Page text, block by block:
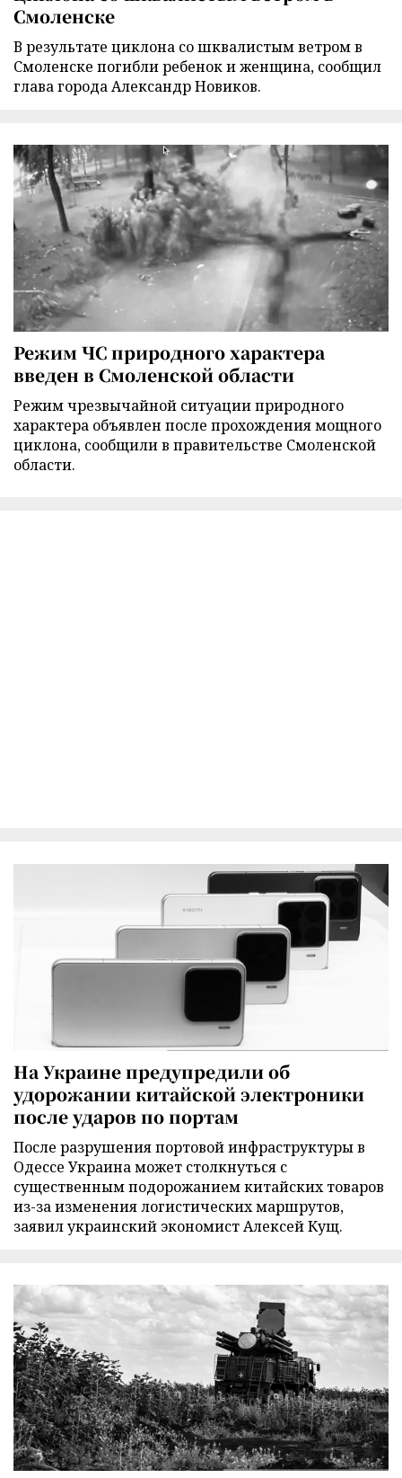
Смоленске
В результате циклона со шквалистым ветром в
Смоленске погибли ребенок и женщина, сообщил
глава города Александр Новиков.
Режим ЧС природного характера
введен в Смоленской области
Режим чрезвычайной ситуации природного
характера объявлен после прохождения мощного
циклона, сообщили в правительстве Смоленской
области.
На Украине предупредили об
удорожании китайской электроники
после ударов по портам
После разрушения портовой инфраструктуры в
Одессе Украина может столкнуться с
существенным подорожанием китайских товаров
из-за изменения логистических маршрутов,
заявил украинский экономист Алексей Кущ.